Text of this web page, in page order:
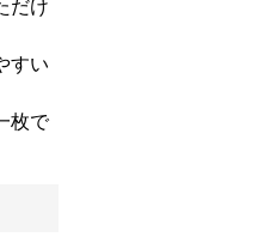
だけ
すい
枚で